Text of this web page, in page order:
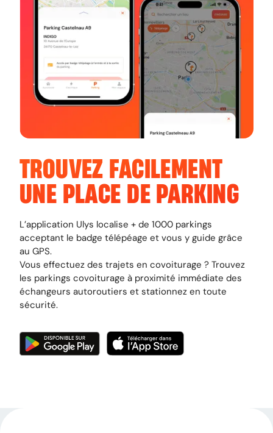
TROUVEZ FACILEMENT
UNE PLACE DE PARKING
L’application Ulys localise + de 1000 parkings
acceptant le badge télépéage et vous y guide grâce
au GPS.
Vous effectuez des trajets en covoiturage ? Trouvez
les parkings covoiturage à proximité immédiate des
échangeurs autoroutiers et stationnez en toute
sécurité.